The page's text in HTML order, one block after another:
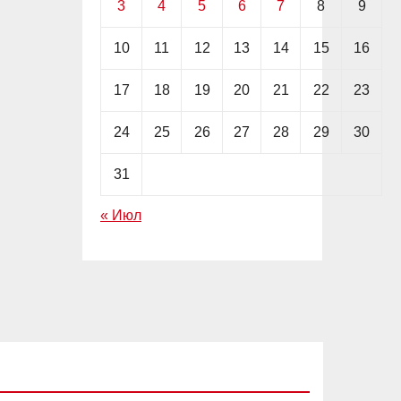
3 4 5 6 7 8 9
10 11 12 13 14 15 16
17 18 19 20 21 22 23
24 25 26 27 28 29 30
31
« Июл